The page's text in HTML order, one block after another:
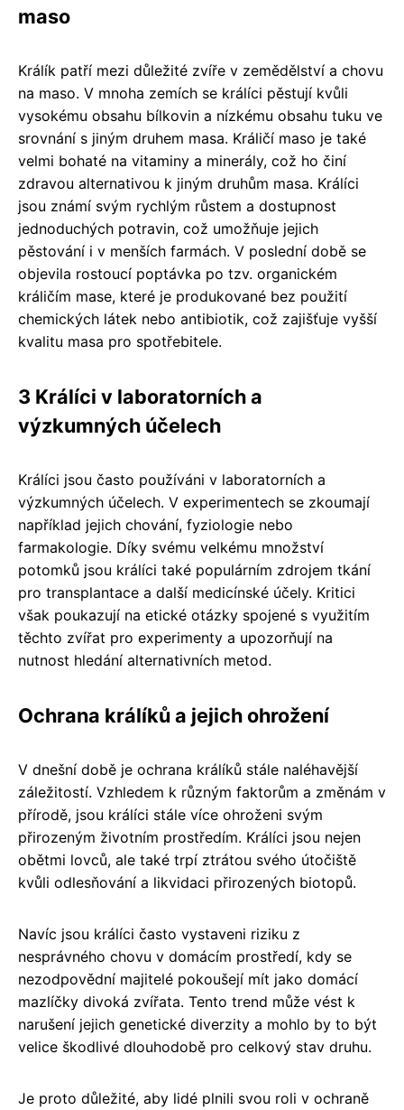
maso
Králík patří mezi důležité zvíře v zemědělství a chovu
na maso. V mnoha zemích se králíci pěstují kvůli
vysokému obsahu bílkovin a nízkému obsahu tuku ve
srovnání s jiným druhem masa. Králičí maso je také
velmi bohaté na vitaminy a minerály, což ho činí
zdravou alternativou k jiným druhům masa. Králíci
jsou známí svým rychlým růstem a dostupnost
jednoduchých potravin, což umožňuje jejich
pěstování i v menších farmách. V poslední době se
objevila rostoucí poptávka po tzv. organickém
králičím mase, které je produkované bez použití
chemických látek nebo antibiotik, což zajišťuje vyšší
kvalitu masa pro spotřebitele.
3 Králíci v laboratorních a
výzkumných účelech
Králíci jsou často používáni v laboratorních a
výzkumných účelech. V experimentech se zkoumají
například jejich chování, fyziologie nebo
farmakologie. Díky svému velkému množství
potomků jsou králíci také populárním zdrojem tkání
pro transplantace a další medicínské účely. Kritici
však poukazují na etické otázky spojené s využitím
těchto zvířat pro experimenty a upozorňují na
nutnost hledání alternativních metod.
Ochrana králíků a jejich ohrožení
V dnešní době je ochrana králíků stále naléhavější
záležitostí. Vzhledem k různým faktorům a změnám v
přírodě, jsou králíci stále více ohroženi svým
přirozeným životním prostředím. Králíci jsou nejen
obětmi lovců, ale také trpí ztrátou svého útočiště
kvůli odlesňování a likvidaci přirozených biotopů.
Navíc jsou králíci často vystaveni riziku z
nesprávného chovu v domácím prostředí, kdy se
nezodpovědní majitelé pokoušejí mít jako domácí
mazlíčky divoká zvířata. Tento trend může vést k
narušení jejich genetické diverzity a mohlo by to být
velice škodlivé dlouhodobě pro celkový stav druhu.
Je proto důležité, aby lidé plnili svou roli v ochraně